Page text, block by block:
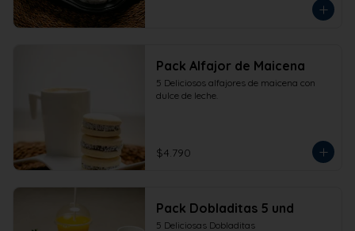
Pack Alfajor de Maicena
5 Deliciosos alfajores de maicena con
dulce de leche.
$4.790
Pack Dobladitas 5 und
5 Deliciosas Dobladitas